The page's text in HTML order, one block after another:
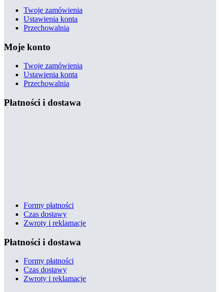
Twoje zamówienia
Ustawienia konta
Przechowalnia
Moje konto
Twoje zamówienia
Ustawienia konta
Przechowalnia
Płatności i dostawa
Formy płatności
Czas dostawy
Zwroty i reklamacje
Płatności i dostawa
Formy płatności
Czas dostawy
Zwroty i reklamacje